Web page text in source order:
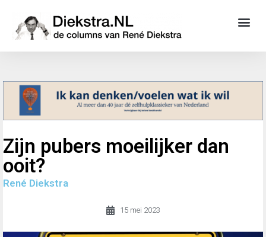
Zijn pubers moeilijker dan
ooit?
René Diekstra
15 mei 2023